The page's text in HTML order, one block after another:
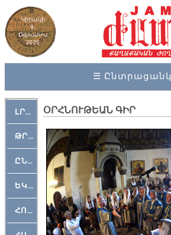
Կիրակի
9,
Օգոստոս
2026
☰ Ընտրացանկ
ԼՐԱՀՈՍ
ԹՐՔԱՀԱՅ ԿԵԱՆՔ
ԸՆԿԵՐԱՄՇԱԿՈՒԹԱՅԻՆ
ԵԿԵՂԵՑԱԿԱՆ
ՀՈԳԵՄՏԱՒՈՐ
ՕՐՀՆՈՒԹԵԱՆ ԳԻՐ